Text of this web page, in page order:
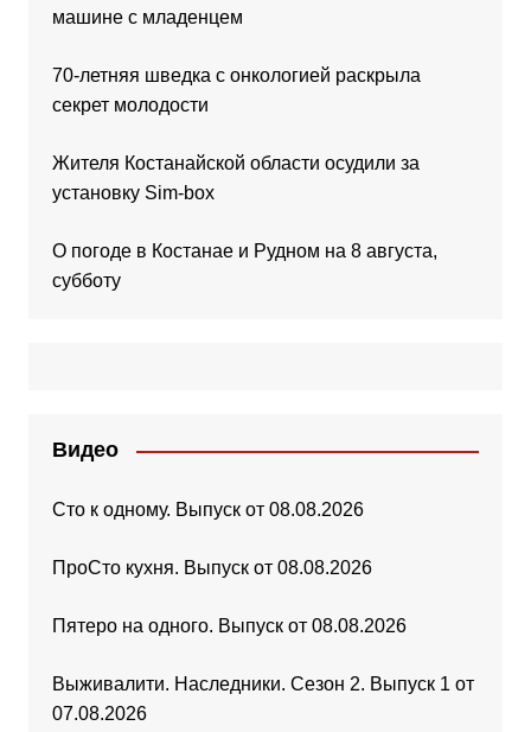
машине с младенцем
70-летняя шведка с онкологией раскрыла
секрет молодости
Жителя Костанайской области осудили за
установку Sim-box
О погоде в Костанае и Рудном на 8 августа,
субботу
Видео
Сто к одному. Выпуск от 08.08.2026
ПроСто кухня. Выпуск от 08.08.2026
Пятеро на одного. Выпуск от 08.08.2026
Выживалити. Наследники. Сезон 2. Выпуск 1 от
07.08.2026